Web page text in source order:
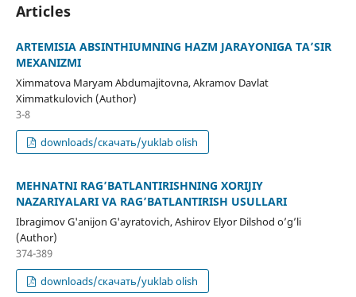
Articles
ARTEMISIA ABSINTHIUMNING HAZM JARAYONIGA TA’SIR
MEXANIZMI
Ximmatova Maryam Abdumajitovna, Akramov Davlat
Ximmatkulovich (Author)
3-8
downloads/скачать/yuklab olish
MEHNATNI RAG’BATLANTIRISHNING XORIJIY
NAZARIYALARI VA RAG’BATLANTIRISH USULLARI
Ibragimov G'anijon G'ayratovich, Ashirov Elyor Dilshod o’g’li
(Author)
374-389
downloads/скачать/yuklab olish